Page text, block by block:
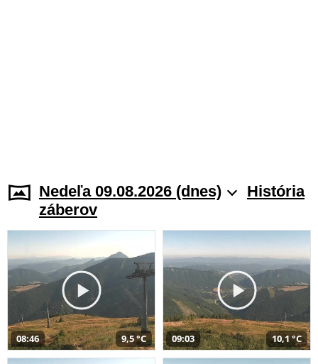
Nedeľa 09.08.2026 (dnes)
História
záberov
08:46 9,5 °C 09:03 10,1 °C